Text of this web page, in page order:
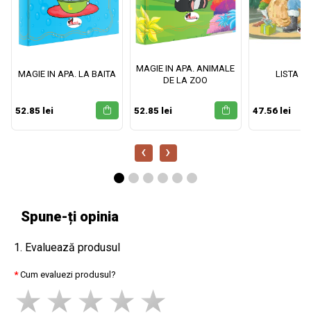
MAGIE IN APA. LA BAITA
52.85 lei
MAGIE IN APA. ANIMALE
DE LA ZOO
52.85 lei
LISTA
47.56 lei
‹ ›
Spune-ți opinia
1. Evaluează produsul
Cum evaluezi produsul?